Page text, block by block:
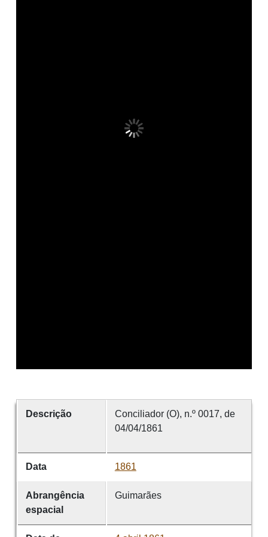
Descrição
Conciliador (O), n.º 0017, de
04/04/1861
Data 1861
Abrangência
espacial
Guimarães